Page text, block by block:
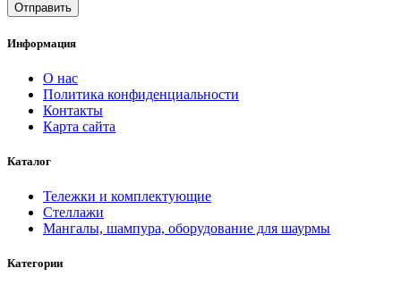
Информация
О нас
Политика конфиденциальности
Контакты
Карта сайта
Каталог
Тележки и комплектующие
Стеллажи
Мангалы, шампура, оборудование для шаурмы
Категории